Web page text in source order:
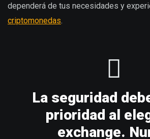
dependerá de tus necesidades y
criptomonedas.
La seguridad
prioridad al
exchange.